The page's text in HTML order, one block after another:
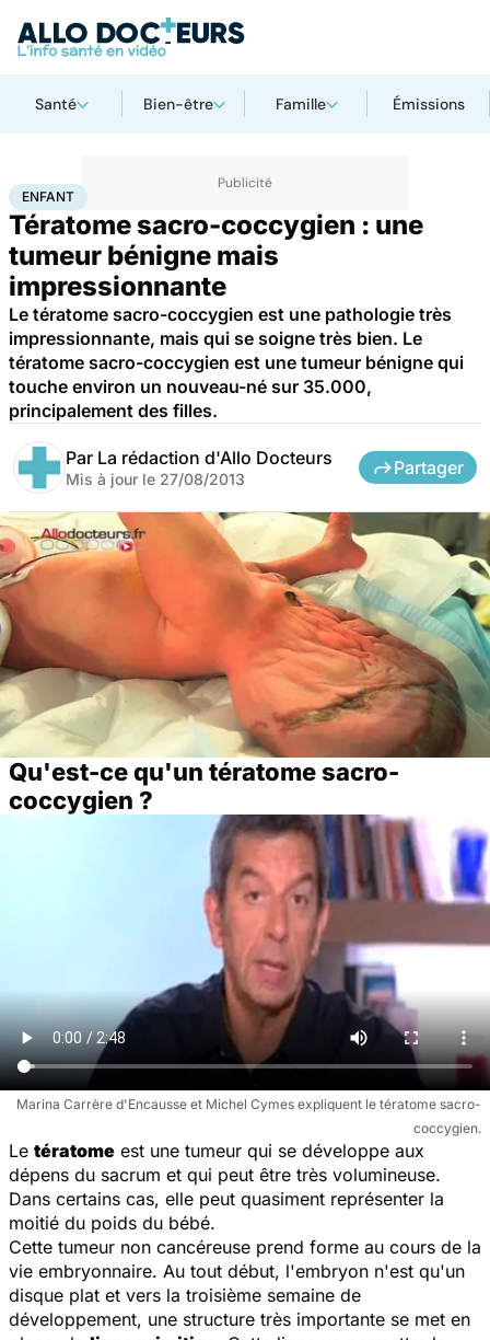
Santé Bien-être Famille Émissions
AccueilFamille
ENFANT
Tératome sacro-coccygien : une
tumeur bénigne mais
impressionnante
Le tératome sacro-coccygien est une pathologie très
impressionnante, mais qui se soigne très bien. Le
tératome sacro-coccygien est une tumeur bénigne qui
touche environ un nouveau-né sur 35.000,
principalement des filles.
Par La rédaction d'Allo Docteurs
Mis à jour le 27/08/2013
Partager
Qu'est-ce qu'un tératome sacro-
coccygien ?
Marina Carrère d'Encausse et Michel Cymes expliquent le tératome sacro-
coccygien.
Le tératome est une tumeur qui se développe aux
dépens du sacrum et qui peut être très volumineuse.
Dans certains cas, elle peut quasiment représenter la
moitié du poids du bébé.
Cette tumeur non cancéreuse prend forme au cours de la
vie embryonnaire. Au tout début, l'embryon n'est qu'un
disque plat et vers la troisième semaine de
développement, une structure très importante se met en